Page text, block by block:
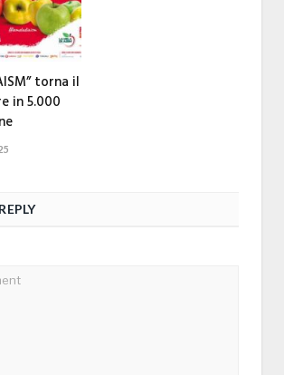
torna il
in 5.000